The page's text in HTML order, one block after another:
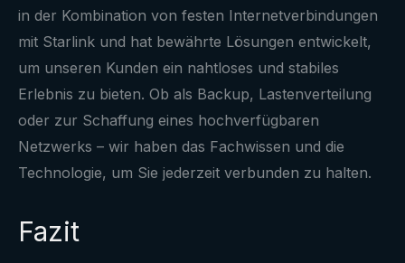
in der Kombination von festen Internetverbindungen
mit Starlink und hat bewährte Lösungen entwickelt,
um unseren Kunden ein nahtloses und stabiles
Erlebnis zu bieten. Ob als Backup, Lastenverteilung
oder zur Schaffung eines hochverfügbaren
Netzwerks – wir haben das Fachwissen und die
Technologie, um Sie jederzeit verbunden zu halten.
Fazit